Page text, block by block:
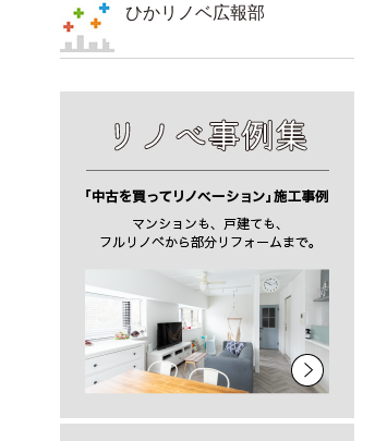
ひかリノベ広報部